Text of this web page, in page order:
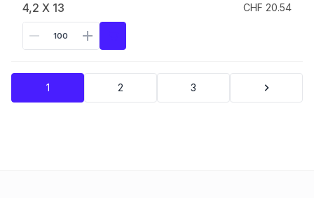
4,2 X 13 CHF 20.54
1 2 3